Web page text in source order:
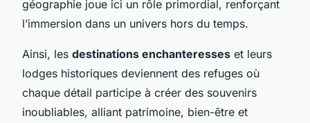
géographie joue ici un rôle primordial, renforçant
l’immersion dans un univers hors du temps.
Ainsi, les destinations enchanteresses et leurs
lodges historiques deviennent des refuges où
chaque détail participe à créer des souvenirs
inoubliables, alliant patrimoine, bien-être et